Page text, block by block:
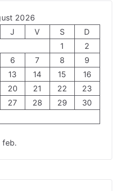
2026
J V S
D
1
2
6 7 8
9
13 14 15
16
20 21 22
23
27 28 29
30
feb.